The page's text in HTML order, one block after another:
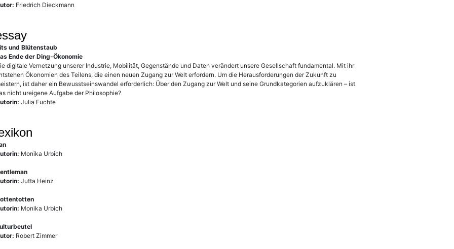
Friedrich Dieckmann
und Blütenstaub
Ende der Ding-Ökonomie
digitale Vernetzung unserer Industrie, Mobilität, Gegenstände und Daten verändert unsere Gesellschaft fundamental. Mit ihr
Ökonomien des Teilens, die einen neuen Zugang zur Welt erfordern. Um die Herausforderungen der Zukunft zu
ist daher ein Bewusstseinswandel erforderlich: Über den Zugang zur Welt und seine Grundkategorien aufzuklären – ist
nicht ureigene Aufgabe der Philosophie?
Julia Fuchte
Monika Urbich
Jutta Heinz
Monika Urbich
Robert Zimmer